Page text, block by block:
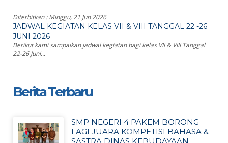
Diterbitkan :Minggu, 21 Jun 2026
JADWAL KEGIATAN KELAS VII & VIII TANGGAL 22 -26
JUNI 2026
Berikut kami sampaikan jadwal kegiatan bagi kelas VII & VIII Tanggal
22-26 Juni...
Berita Terbaru
SMP NEGERI 4 PAKEM BORONG
LAGI JUARA KOMPETISI BAHASA &